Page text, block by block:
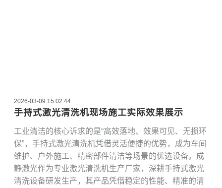
2026-03-09 15:02:44
手持式激光清洗机现场施工实际效果展示
工业清洁的核心诉求的是“高效落地、效果可见、无损环
保”，手持式激光清洗机凭借灵活便捷的优势，成为车间
维护、户外施工、精密部件清洁等场景的优选设备。成
静激光作为专业激光清洗机生产厂家，深耕手持式激光
清洗设备研发生产，其产品凭借稳定的性能、精准的清